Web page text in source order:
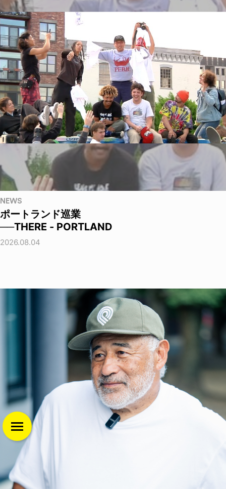
NEWS
ポートランド巡業
──THERE - PORTLAND
2026.08.04